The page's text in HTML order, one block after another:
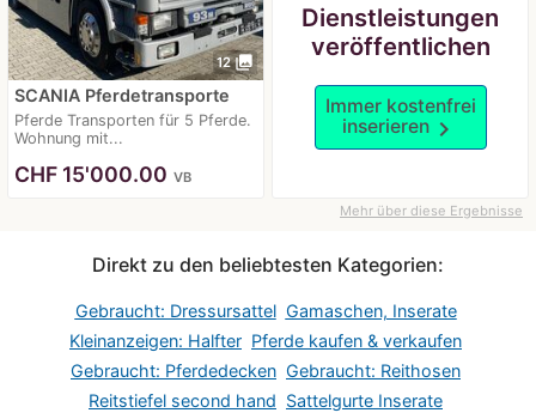
12 photo_library
SCANIA Pferdetransporte
Pferde Transporten für 5 Pferde.
Wohnung mit...
CHF 15'000.00 VB
Dienstleistungen
veröffentlichen
Immer kostenfrei
inserieren chevron_right
Mehr über diese Ergebnisse
Direkt zu den beliebtesten Kategorien:
Gebraucht: Dressursattel Gamaschen, Inserate
Kleinanzeigen: Halfter Pferde kaufen & verkaufen
Gebraucht: Pferdedecken Gebraucht: Reithosen
Reitstiefel second hand Sattelgurte Inserate